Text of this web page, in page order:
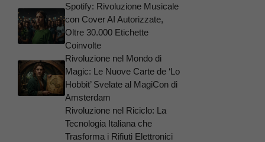
Spotify: Rivoluzione Musicale
con Cover AI Autorizzate,
Oltre 30.000 Etichette
Coinvolte
Rivoluzione nel Mondo di
Magic: Le Nuove Carte de ‘Lo
Hobbit’ Svelate al MagiCon di
Amsterdam
Rivoluzione nel Riciclo: La
Tecnologia Italiana che
Trasforma i Rifiuti Elettronici